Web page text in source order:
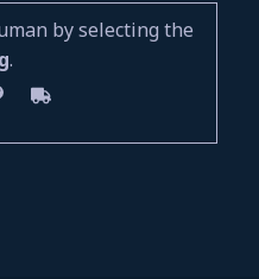
by selecting the
.